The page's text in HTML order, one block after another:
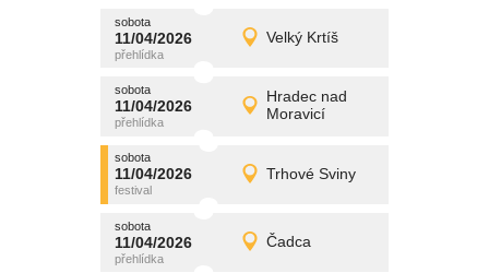
sobota
11/04/2026 Velký Krtíš
sobota
11/04/2026 Detail
promítání
sobota
11/04/2026
Hradec nad
Moravicí
sobota
11/04/2026 Detail
promítání
sobota
11/04/2026 Trhové Sviny
sobota
11/04/2026 Detail
promítání
sobota
11/04/2026 Čadca
sobota
11/04/2026 Detail
promítání